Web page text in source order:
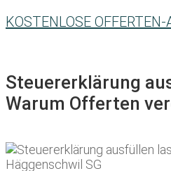
KOSTENLOSE
Steuererklärung
Warum Offerten